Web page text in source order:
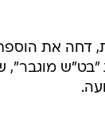
דחה את
"בט"ש